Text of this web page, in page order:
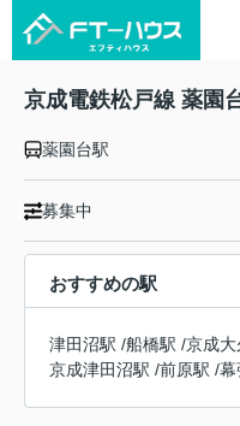
京成電鉄松戸線 薬園
薬園台駅
募集中
おすすめの駅
津田沼駅 /船橋駅 /京成大
京成津田沼駅 /前原駅 /幕